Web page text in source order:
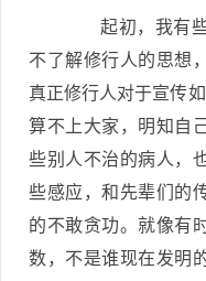
起初，我有些
不了解修行人的思想
真正修行人对于宣传
算不上大家，明知自
些别人不治的病人，
些感应，和先辈们的
的不敢贪功。就像有
数，不是谁现在发明